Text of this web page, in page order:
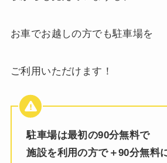
お車でお越しの方でも駐車場を
ご利用いただけます！
駐車場は最初の90分無料で
施設を利用の方で＋90分無料